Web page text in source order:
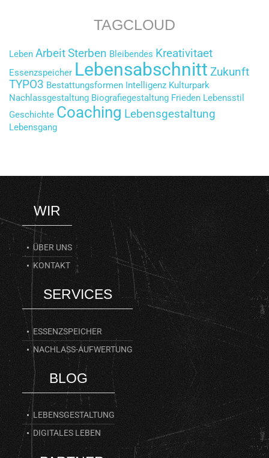
TAGCLOUD
Leben ArbeitSterben Bleibendes Kreativitaet
Essenzspeicher Lebensabschnitt Zukunft
TYPO3 Bestattungsformen Intelligenz Kulturpark
Nachlassgestaltung Biografiegestaltung Frieden Lebensstil
Geschichte Coaching Lebensgestaltung
Lebensgang
WIR
ÜBER UNS
KONTAKT
SERVICES
ESSENZSPEICHER
NACHLASS-AUFWERTUNG
BLOG
LEBENSGESTALTUNG
DIGITALES LEBEN